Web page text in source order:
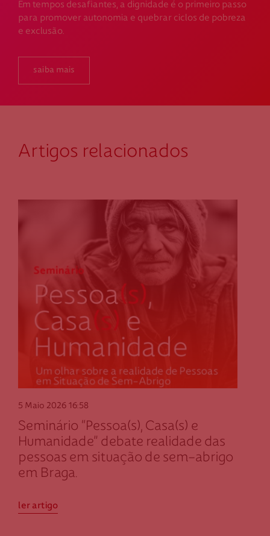
Em tempos desafiantes, a dignidade é o primeiro passo
para promover autonomia e quebrar ciclos de pobreza
e exclusão.
saiba mais
Artigos relacionados
5 Maio 2026 16:58
Seminário “Pessoa(s), Casa(s) e
Humanidade” debate realidade das
pessoas em situação de sem-abrigo
em Braga.
ler artigo